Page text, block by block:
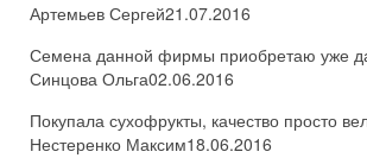
Артемьев Сергей21.07.2016
Семена данной фирмы приобретаю уже
Синцова Ольга02.06.2016
Покупала сухофрукты, качество просто
Нестеренко Максим18.06.2016